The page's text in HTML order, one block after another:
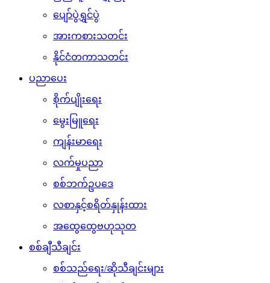
ပျော်ပွဲရွှင်ပွဲ
အားကစားသတင်း
နိုင်ငံတကာသတင်း
ပညာပေး
စိုက်ပျိုးရေး
မွေးမြူရေး
ကျန်းမာရေး
လက်မှုပညာ
စစ်ဘက်ဥပဒေ
လစာနှင့်စရိတ်နှုန်းထား
အထွေထွေဗဟုသုတ
စစ်ချီသီချင်း
စစ်သည်ရေး/ဆိုသီချင်းများ